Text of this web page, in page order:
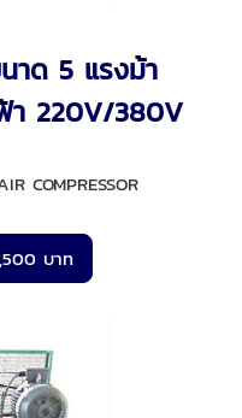
าด 5 แรงม้า
า 220V/380V
COMPRESSOR
บาท